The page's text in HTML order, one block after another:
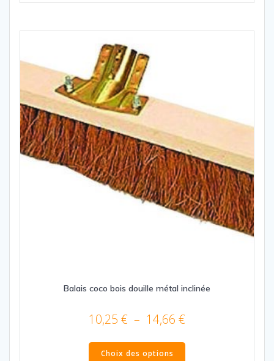
Balais coco bois douille métal inclinée
10,25 € – 14,66 €
Choix des options
Ce